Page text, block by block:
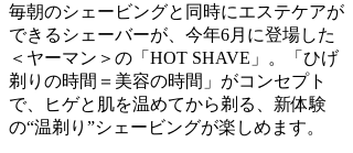
毎朝のシェービングと同時にエステケアが
できるシェーバーが、今年6月に登場した
＜ヤーマン＞の「HOT SHAVE」。「ひげ
剃りの時間＝美容の時間」がコンセプト
で、ヒゲと肌を温めてから剃る、新体験
の“温剃り”シェービングが楽しめます。